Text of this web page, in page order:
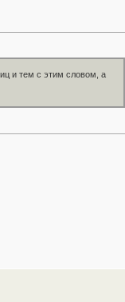
и тем с этим словом, а